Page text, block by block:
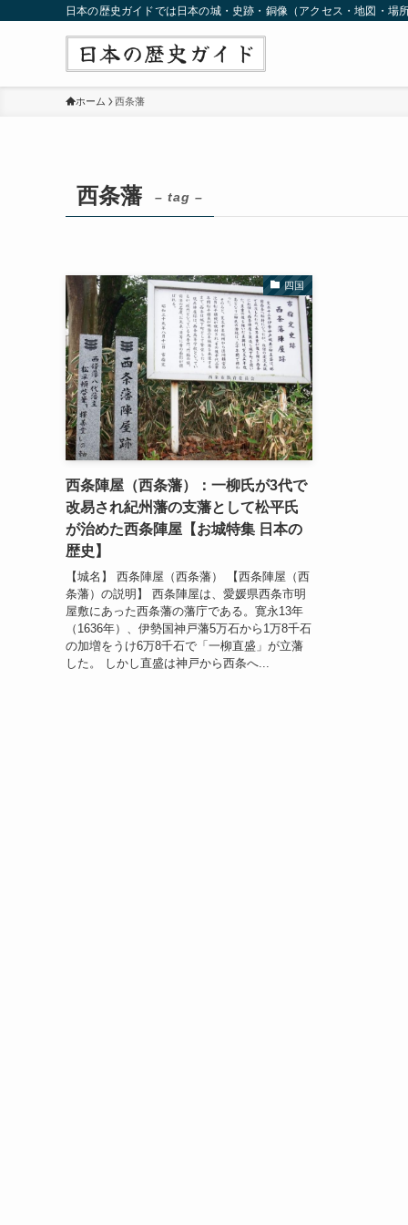
日本の歴史ガイドでは日本の城・史跡・銅像（アクセス・地図・
ホーム 西条藩
西条藩 – tag –
四国
西条陣屋（西条藩）：一柳氏が3代で
改易され紀州藩の支藩として松平氏
が治めた西条陣屋【お城特集 日本の
歴史】
【城名】 西条陣屋（西条藩） 【西条陣屋（西
条藩）の説明】 西条陣屋は、愛媛県西条市明
屋敷にあった西条藩の藩庁である。寛永13年
（1636年）、伊勢国神戸藩5万石から1万8千石
の加増をうけ6万8千石で「一柳直盛」が立藩
した。 しかし直盛は神戸から西条へ...